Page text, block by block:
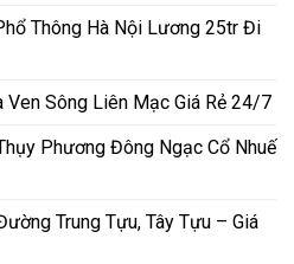
Thông Hà Nội Lương 25tr Đi
Ven Sông Liên Mạc Giá Rẻ 24/7
Phương Đông Ngạc Cổ Nhuế
Trung Tựu, Tây Tựu – Giá